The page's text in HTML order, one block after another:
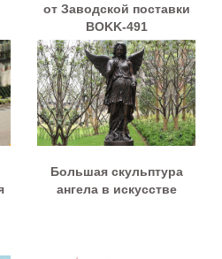
от Заводской поставки
BOKK-491
Большая скульптура
ангела в искусстве